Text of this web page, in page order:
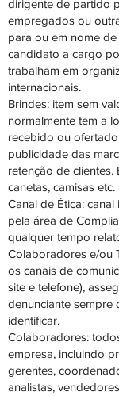
dirigente de partido
empregados ou
para ou em nome
candidato a cargo
trabalham em
internacionais.
Brindes: item sem
normalmente tem a
recebido ou
publicidade das
retenção de clientes.
canetas, camisas etc.
Canal de Ética:
pela área de
qualquer tempo
Colaboradores e/ou
os canais de
site e telefone),
denunciante sempre
identificar.
Colaboradores:
empresa, incluindo
gerentes,
analistas,